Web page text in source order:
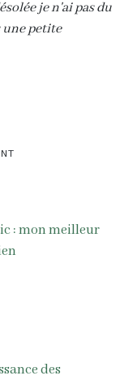
je n'ai pas du
une petite
: mon meilleur
des